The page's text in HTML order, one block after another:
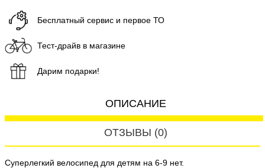
Бесплатный сервис и первое ТО
Тест-драйв в магазине
Дарим подарки!
ОПИСАНИЕ
ОТЗЫВЫ (0)
Суперлегкий велосипед для детям на 6-9 нет.